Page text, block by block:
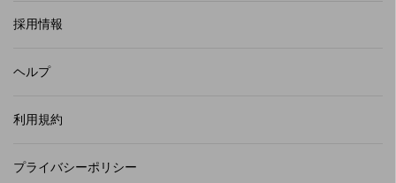
採用情報
ヘルプ
利用規約
プライバシーポリシー